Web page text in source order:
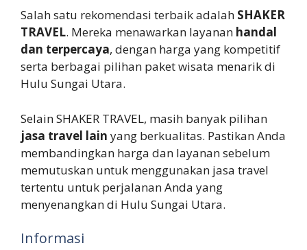
Salah satu rekomendasi terbaik adalah SHAKER
TRAVEL. Mereka menawarkan layanan handal
dan terpercaya, dengan harga yang kompetitif
serta berbagai pilihan paket wisata menarik di
Hulu Sungai Utara.
Selain SHAKER TRAVEL, masih banyak pilihan
jasa travel lain yang berkualitas. Pastikan Anda
membandingkan harga dan layanan sebelum
memutuskan untuk menggunakan jasa travel
tertentu untuk perjalanan Anda yang
menyenangkan di Hulu Sungai Utara.
Informasi